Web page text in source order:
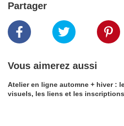
Partager
Vous aimerez aussi
Atelier en ligne automne + hiver :
visuels, les liens et les inscriptions